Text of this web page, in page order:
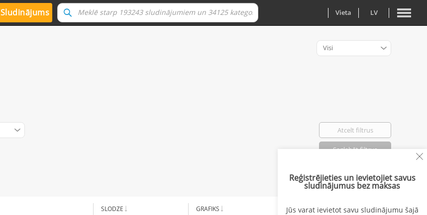
Sludinājums Vieta LV
Atcelt filtrus
Saglabāt filtrus
Visi
Atlasīti: 0
SLODZE GRAFIKS ALGA NO
Reģistrējieties un ievietojiet savus
sludinājumus bez maksas
Jūs varat ievietot savu sludinājumu šajā